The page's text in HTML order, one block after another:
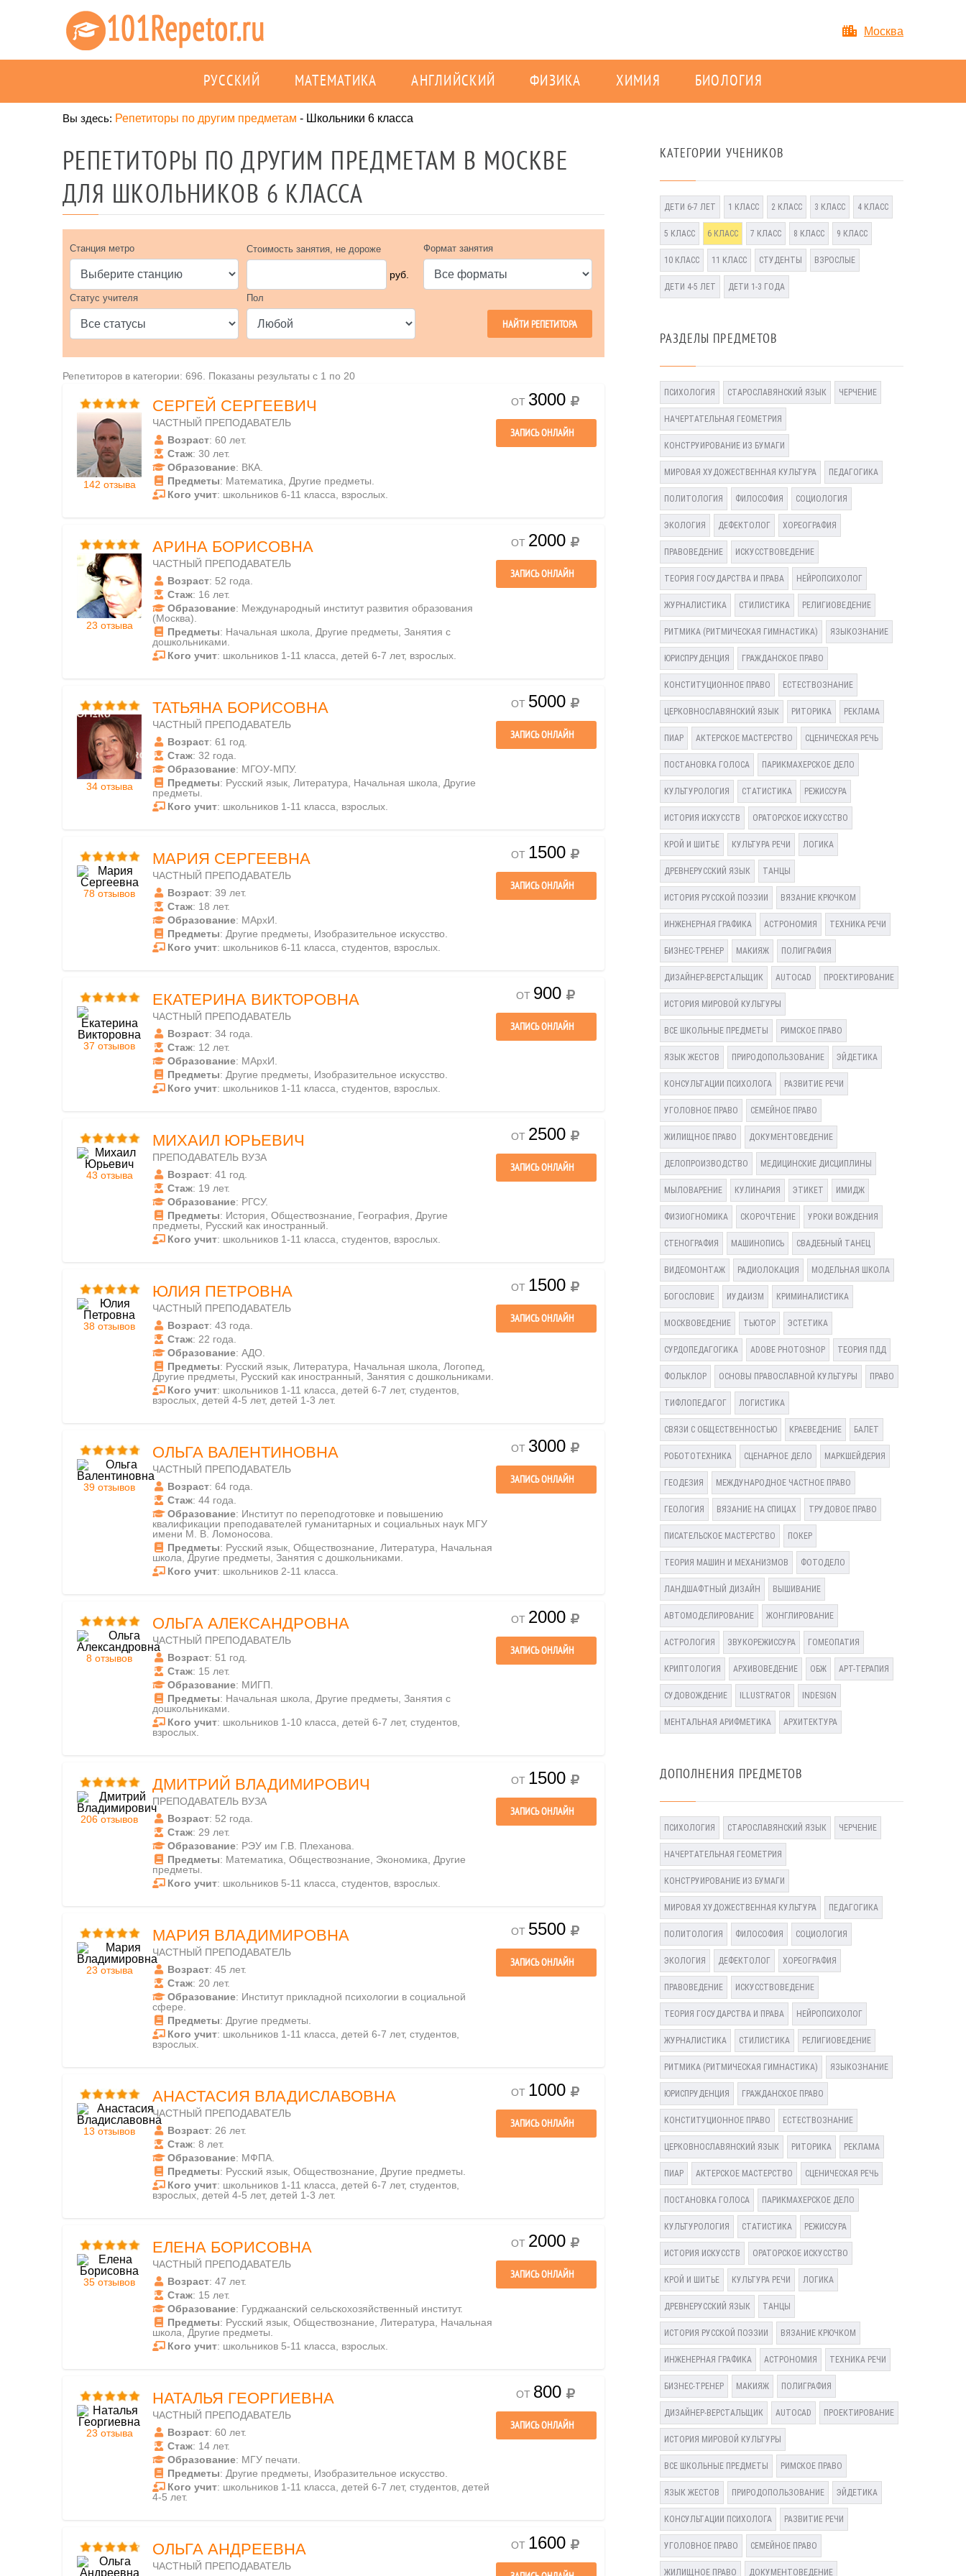
Москва
РУССКИЙ МАТЕМАТИКА АНГЛИЙСКИЙ ФИЗИКА ХИМИЯ БИОЛОГИЯ
Вы здесь: Репетиторы по другим предметам - Школьники 6 класса
РЕПЕТИТОРЫ ПО ДРУГИМ ПРЕДМЕТАМ В МОСКВЕ
ДЛЯ ШКОЛЬНИКОВ 6 КЛАССА
Станция метро Стоимость занятия, не дороже
руб.
Формат занятия
Статус учителя Пол
Репетиторов в категории: 696. Показаны результаты с 1 по 20
142 отзыва
СЕРГЕЙ СЕРГЕЕВИЧ
ЧАСТНЫЙ ПРЕПОДАВАТЕЛЬ
Возраст: 60 лет.
Стаж: 30 лет.
Образование: ВКА.
Предметы: Математика, Другие предметы.
Кого учит: школьников 6-11 класса, взрослых.
ОТ 3000
ЗАПИСЬ ОНЛАЙН
23 отзыва
АРИНА БОРИСОВНА
ЧАСТНЫЙ ПРЕПОДАВАТЕЛЬ
Возраст: 52 года.
Стаж: 16 лет.
Образование: Международный институт развития образования
(Москва).
Предметы: Начальная школа, Другие предметы, Занятия с
дошкольниками.
Кого учит: школьников 1-11 класса, детей 6-7 лет, взрослых.
ОТ 2000
ЗАПИСЬ ОНЛАЙН
34 отзыва
ТАТЬЯНА БОРИСОВНА
ЧАСТНЫЙ ПРЕПОДАВАТЕЛЬ
Возраст: 61 год.
Стаж: 32 года.
Образование: МГОУ-МПУ.
Предметы: Русский язык, Литература, Начальная школа, Другие
предметы.
Кого учит: школьников 1-11 класса, взрослых.
ОТ 5000
ЗАПИСЬ ОНЛАЙН
78 отзывов
МАРИЯ СЕРГЕЕВНА
ЧАСТНЫЙ ПРЕПОДАВАТЕЛЬ
Возраст: 39 лет.
Стаж: 18 лет.
Образование: МАрхИ.
Предметы: Другие предметы, Изобразительное искусство.
Кого учит: школьников 6-11 класса, студентов, взрослых.
ОТ 1500
ЗАПИСЬ ОНЛАЙН
37 отзывов
ЕКАТЕРИНА ВИКТОРОВНА
ЧАСТНЫЙ ПРЕПОДАВАТЕЛЬ
Возраст: 34 года.
Стаж: 12 лет.
Образование: МАрхИ.
Предметы: Другие предметы, Изобразительное искусство.
Кого учит: школьников 1-11 класса, студентов, взрослых.
ОТ 900
ЗАПИСЬ ОНЛАЙН
43 отзыва
МИХАИЛ ЮРЬЕВИЧ
ПРЕПОДАВАТЕЛЬ ВУЗА
Возраст: 41 год.
Стаж: 19 лет.
Образование: РГСУ.
Предметы: История, Обществознание, География, Другие
предметы, Русский как иностранный.
Кого учит: школьников 1-11 класса, студентов, взрослых.
ОТ 2500
ЗАПИСЬ ОНЛАЙН
38 отзывов
ЮЛИЯ ПЕТРОВНА
ЧАСТНЫЙ ПРЕПОДАВАТЕЛЬ
Возраст: 43 года.
Стаж: 22 года.
Образование: АДО.
Предметы: Русский язык, Литература, Начальная школа, Логопед,
Другие предметы, Русский как иностранный, Занятия с дошкольниками.
Кого учит: школьников 1-11 класса, детей 6-7 лет, студентов,
взрослых, детей 4-5 лет, детей 1-3 лет.
ОТ 1500
ЗАПИСЬ ОНЛАЙН
39 отзывов
ОЛЬГА ВАЛЕНТИНОВНА
ЧАСТНЫЙ ПРЕПОДАВАТЕЛЬ
Возраст: 64 года.
Стаж: 44 года.
Образование: Институт по переподготовке и повышению
квалификации преподавателей гуманитарных и социальных наук МГУ
имени М. В. Ломоносова.
Предметы: Русский язык, Обществознание, Литература, Начальная
школа, Другие предметы, Занятия с дошкольниками.
Кого учит: школьников 2-11 класса.
ОТ 3000
ЗАПИСЬ ОНЛАЙН
8 отзывов
ОЛЬГА АЛЕКСАНДРОВНА
ЧАСТНЫЙ ПРЕПОДАВАТЕЛЬ
Возраст: 51 год.
Стаж: 15 лет.
Образование: МИГП.
Предметы: Начальная школа, Другие предметы, Занятия с
дошкольниками.
Кого учит: школьников 1-10 класса, детей 6-7 лет, студентов,
взрослых.
ОТ 2000
ЗАПИСЬ ОНЛАЙН
206 отзывов
ДМИТРИЙ ВЛАДИМИРОВИЧ
ПРЕПОДАВАТЕЛЬ ВУЗА
Возраст: 52 года.
Стаж: 29 лет.
Образование: РЭУ им Г.В. Плеханова.
Предметы: Математика, Обществознание, Экономика, Другие
предметы.
Кого учит: школьников 5-11 класса, студентов, взрослых.
ОТ 1500
ЗАПИСЬ ОНЛАЙН
23 отзыва
МАРИЯ ВЛАДИМИРОВНА
ЧАСТНЫЙ ПРЕПОДАВАТЕЛЬ
Возраст: 45 лет.
Стаж: 20 лет.
Образование: Институт прикладной психологии в социальной
сфере.
Предметы: Другие предметы.
Кого учит: школьников 1-11 класса, детей 6-7 лет, студентов,
взрослых.
ОТ 5500
ЗАПИСЬ ОНЛАЙН
13 отзывов
АНАСТАСИЯ ВЛАДИСЛАВОВНА
ЧАСТНЫЙ ПРЕПОДАВАТЕЛЬ
Возраст: 26 лет.
Стаж: 8 лет.
Образование: МФПА.
Предметы: Русский язык, Обществознание, Другие предметы.
Кого учит: школьников 1-11 класса, детей 6-7 лет, студентов,
взрослых, детей 4-5 лет, детей 1-3 лет.
ОТ 1000
ЗАПИСЬ ОНЛАЙН
35 отзывов
ЕЛЕНА БОРИСОВНА
ЧАСТНЫЙ ПРЕПОДАВАТЕЛЬ
Возраст: 47 лет.
Стаж: 15 лет.
Образование: Гурджаанский сельскохозяйственный институт.
Предметы: Русский язык, Обществознание, Литература, Начальная
школа, Другие предметы.
Кого учит: школьников 5-11 класса, взрослых.
ОТ 2000
ЗАПИСЬ ОНЛАЙН
23 отзыва
НАТАЛЬЯ ГЕОРГИЕВНА
ЧАСТНЫЙ ПРЕПОДАВАТЕЛЬ
Возраст: 60 лет.
Стаж: 14 лет.
Образование: МГУ печати.
Предметы: Другие предметы, Изобразительное искусство.
Кого учит: школьников 1-11 класса, детей 6-7 лет, студентов, детей
4-5 лет.
ОТ 800
ЗАПИСЬ ОНЛАЙН
ОЛЬГА АНДРЕЕВНА
ЧАСТНЫЙ ПРЕПОДАВАТЕЛЬ
ОТ 1600
КАТЕГОРИИ УЧЕНИКОВ
ДЕТИ 6-7 ЛЕТ 1 КЛАСС 2 КЛАСС 3 КЛАСС 4 КЛАСС
5 КЛАСС 6 КЛАСС 7 КЛАСС 8 КЛАСС 9 КЛАСС
10 КЛАСС 11 КЛАСС СТУДЕНТЫ ВЗРОСЛЫЕ
ДЕТИ 4-5 ЛЕТ ДЕТИ 1-3 ГОДА
РАЗДЕЛЫ ПРЕДМЕТОВ
ПСИХОЛОГИЯ СТАРОСЛАВЯНСКИЙ ЯЗЫК ЧЕРЧЕНИЕ
НАЧЕРТАТЕЛЬНАЯ ГЕОМЕТРИЯ
КОНСТРУИРОВАНИЕ ИЗ БУМАГИ
МИРОВАЯ ХУДОЖЕСТВЕННАЯ КУЛЬТУРА ПЕДАГОГИКА
ПОЛИТОЛОГИЯ ФИЛОСОФИЯ СОЦИОЛОГИЯ
ЭКОЛОГИЯ ДЕФЕКТОЛОГ ХОРЕОГРАФИЯ
ПРАВОВЕДЕНИЕ ИСКУССТВОВЕДЕНИЕ
ТЕОРИЯ ГОСУДАРСТВА И ПРАВА НЕЙРОПСИХОЛОГ
ЖУРНАЛИСТИКА СТИЛИСТИКА РЕЛИГИОВЕДЕНИЕ
РИТМИКА (РИТМИЧЕСКАЯ ГИМНАСТИКА) ЯЗЫКОЗНАНИЕ
ЮРИСПРУДЕНЦИЯ ГРАЖДАНСКОЕ ПРАВО
КОНСТИТУЦИОННОЕ ПРАВО ЕСТЕСТВОЗНАНИЕ
ЦЕРКОВНОСЛАВЯНСКИЙ ЯЗЫК РИТОРИКА РЕКЛАМА
ПИАР АКТЕРСКОЕ МАСТЕРСТВО СЦЕНИЧЕСКАЯ РЕЧЬ
ПОСТАНОВКА ГОЛОСА ПАРИКМАХЕРСКОЕ ДЕЛО
КУЛЬТУРОЛОГИЯ СТАТИСТИКА РЕЖИССУРА
ИСТОРИЯ ИСКУССТВ ОРАТОРСКОЕ ИСКУССТВО
КРОЙ И ШИТЬЕ КУЛЬТУРА РЕЧИ ЛОГИКА
ДРЕВНЕРУССКИЙ ЯЗЫК ТАНЦЫ
ИСТОРИЯ РУССКОЙ ПОЭЗИИ ВЯЗАНИЕ КРЮЧКОМ
ИНЖЕНЕРНАЯ ГРАФИКА АСТРОНОМИЯ ТЕХНИКА РЕЧИ
БИЗНЕС-ТРЕНЕР МАКИЯЖ ПОЛИГРАФИЯ
ДИЗАЙНЕР-ВЕРСТАЛЬЩИК AUTOCAD ПРОЕКТИРОВАНИЕ
ИСТОРИЯ МИРОВОЙ КУЛЬТУРЫ
ВСЕ ШКОЛЬНЫЕ ПРЕДМЕТЫ РИМСКОЕ ПРАВО
ЯЗЫК ЖЕСТОВ ПРИРОДОПОЛЬЗОВАНИЕ ЭЙДЕТИКА
КОНСУЛЬТАЦИИ ПСИХОЛОГА РАЗВИТИЕ РЕЧИ
УГОЛОВНОЕ ПРАВО СЕМЕЙНОЕ ПРАВО
ЖИЛИЩНОЕ ПРАВО ДОКУМЕНТОВЕДЕНИЕ
ДЕЛОПРОИЗВОДСТВО МЕДИЦИНСКИЕ ДИСЦИПЛИНЫ
МЫЛОВАРЕНИЕ КУЛИНАРИЯ ЭТИКЕТ ИМИДЖ
ФИЗИОГНОМИКА СКОРОЧТЕНИЕ УРОКИ ВОЖДЕНИЯ
СТЕНОГРАФИЯ МАШИНОПИСЬ СВАДЕБНЫЙ ТАНЕЦ
ВИДЕОМОНТАЖ РАДИОЛОКАЦИЯ МОДЕЛЬНАЯ ШКОЛА
БОГОСЛОВИЕ ИУДАИЗМ КРИМИНАЛИСТИКА
МОСКВОВЕДЕНИЕ ТЬЮТОР ЭСТЕТИКА
СУРДОПЕДАГОГИКА ADOBE PHOTOSHOP ТЕОРИЯ ПДД
ФОЛЬКЛОР ОСНОВЫ ПРАВОСЛАВНОЙ КУЛЬТУРЫ ПРАВО
ТИФЛОПЕДАГОГ ЛОГИСТИКА
СВЯЗИ С ОБЩЕСТВЕННОСТЬЮ КРАЕВЕДЕНИЕ БАЛЕТ
РОБОТОТЕХНИКА СЦЕНАРНОЕ ДЕЛО МАРКШЕЙДЕРИЯ
ГЕОДЕЗИЯ МЕЖДУНАРОДНОЕ ЧАСТНОЕ ПРАВО
ГЕОЛОГИЯ ВЯЗАНИЕ НА СПИЦАХ ТРУДОВОЕ ПРАВО
ПИСАТЕЛЬСКОЕ МАСТЕРСТВО ПОКЕР
ТЕОРИЯ МАШИН И МЕХАНИЗМОВ ФОТОДЕЛО
ЛАНДШАФТНЫЙ ДИЗАЙН ВЫШИВАНИЕ
АВТОМОДЕЛИРОВАНИЕ ЖОНГЛИРОВАНИЕ
АСТРОЛОГИЯ ЗВУКОРЕЖИССУРА ГОМЕОПАТИЯ
КРИПТОЛОГИЯ АРХИВОВЕДЕНИЕ ОБЖ АРТ-ТЕРАПИЯ
СУДОВОЖДЕНИЕ ILLUSTRATOR INDESIGN
МЕНТАЛЬНАЯ АРИФМЕТИКА АРХИТЕКТУРА
ДОПОЛНЕНИЯ ПРЕДМЕТОВ
ПСИХОЛОГИЯ СТАРОСЛАВЯНСКИЙ ЯЗЫК ЧЕРЧЕНИЕ
НАЧЕРТАТЕЛЬНАЯ ГЕОМЕТРИЯ
КОНСТРУИРОВАНИЕ ИЗ БУМАГИ
МИРОВАЯ ХУДОЖЕСТВЕННАЯ КУЛЬТУРА ПЕДАГОГИКА
ПОЛИТОЛОГИЯ ФИЛОСОФИЯ СОЦИОЛОГИЯ
ЭКОЛОГИЯ ДЕФЕКТОЛОГ ХОРЕОГРАФИЯ
ПРАВОВЕДЕНИЕ ИСКУССТВОВЕДЕНИЕ
ТЕОРИЯ ГОСУДАРСТВА И ПРАВА НЕЙРОПСИХОЛОГ
ЖУРНАЛИСТИКА СТИЛИСТИКА РЕЛИГИОВЕДЕНИЕ
РИТМИКА (РИТМИЧЕСКАЯ ГИМНАСТИКА) ЯЗЫКОЗНАНИЕ
ЮРИСПРУДЕНЦИЯ ГРАЖДАНСКОЕ ПРАВО
КОНСТИТУЦИОННОЕ ПРАВО ЕСТЕСТВОЗНАНИЕ
ЦЕРКОВНОСЛАВЯНСКИЙ ЯЗЫК РИТОРИКА РЕКЛАМА
ПИАР АКТЕРСКОЕ МАСТЕРСТВО СЦЕНИЧЕСКАЯ РЕЧЬ
ПОСТАНОВКА ГОЛОСА ПАРИКМАХЕРСКОЕ ДЕЛО
КУЛЬТУРОЛОГИЯ СТАТИСТИКА РЕЖИССУРА
ИСТОРИЯ ИСКУССТВ ОРАТОРСКОЕ ИСКУССТВО
КРОЙ И ШИТЬЕ КУЛЬТУРА РЕЧИ ЛОГИКА
ДРЕВНЕРУССКИЙ ЯЗЫК ТАНЦЫ
ИСТОРИЯ РУССКОЙ ПОЭЗИИ ВЯЗАНИЕ КРЮЧКОМ
ИНЖЕНЕРНАЯ ГРАФИКА АСТРОНОМИЯ ТЕХНИКА РЕЧИ
БИЗНЕС-ТРЕНЕР МАКИЯЖ ПОЛИГРАФИЯ
ДИЗАЙНЕР-ВЕРСТАЛЬЩИК AUTOCAD ПРОЕКТИРОВАНИЕ
ИСТОРИЯ МИРОВОЙ КУЛЬТУРЫ
ВСЕ ШКОЛЬНЫЕ ПРЕДМЕТЫ РИМСКОЕ ПРАВО
ЯЗЫК ЖЕСТОВ ПРИРОДОПОЛЬЗОВАНИЕ ЭЙДЕТИКА
КОНСУЛЬТАЦИИ ПСИХОЛОГА РАЗВИТИЕ РЕЧИ
УГОЛОВНОЕ ПРАВО СЕМЕЙНОЕ ПРАВО
ЖИЛИЩНОЕ ПРАВО ДОКУМЕНТОВЕДЕНИЕ